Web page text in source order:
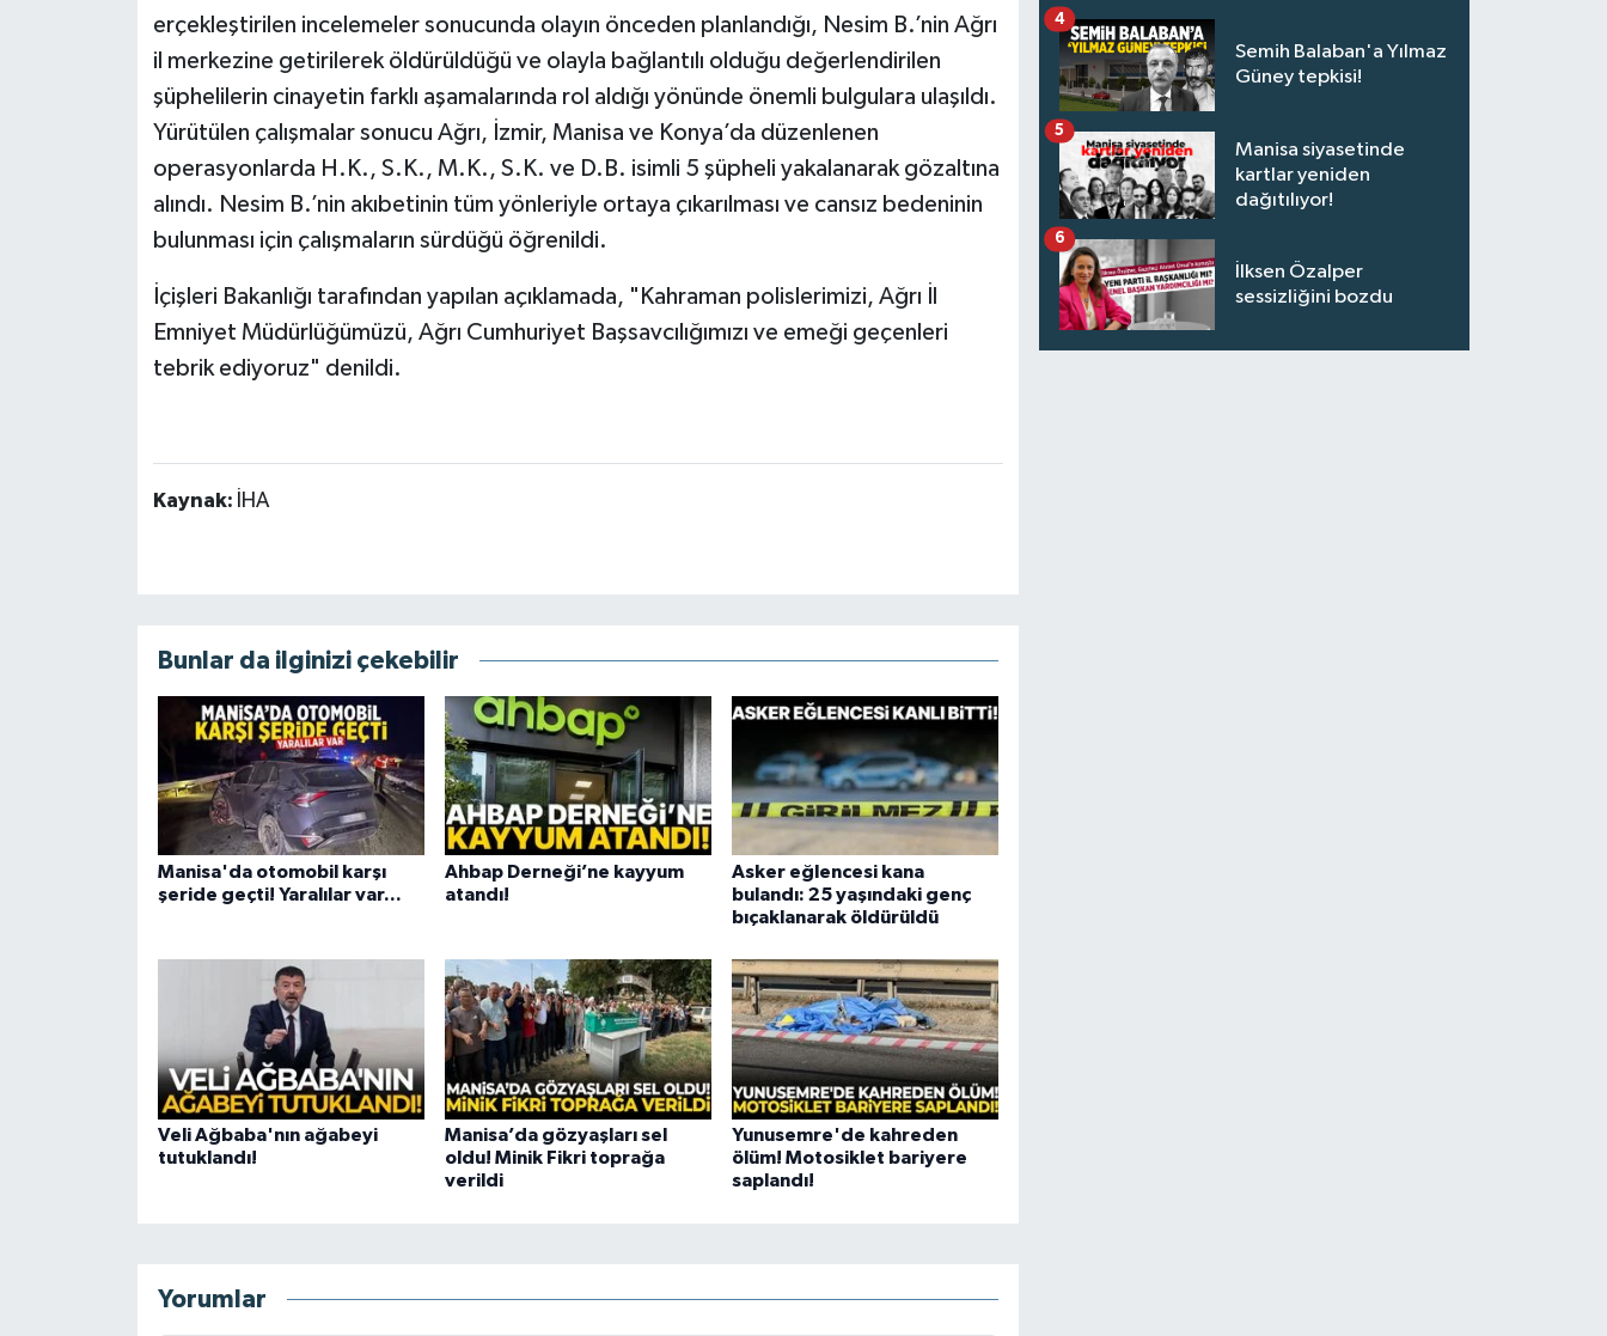
erçekleştirilen incelemeler sonucunda olayın önceden planlandığı, Nesim B.’nin Ağrı
il merkezine getirilerek öldürüldüğü ve olayla bağlantılı olduğu değerlendirilen
şüphelilerin cinayetin farklı aşamalarında rol aldığı yönünde önemli bulgulara ulaşıldı.
Yürütülen çalışmalar sonucu Ağrı, İzmir, Manisa ve Konya’da düzenlenen
operasyonlarda H.K., S.K., M.K., S.K. ve D.B. isimli 5 şüpheli yakalanarak gözaltına
alındı. Nesim B.’nin akıbetinin tüm yönleriyle ortaya çıkarılması ve cansız bedeninin
bulunması için çalışmaların sürdüğü öğrenildi.
İçişleri Bakanlığı tarafından yapılan açıklamada, "Kahraman polislerimizi, Ağrı İl
Emniyet Müdürlüğümüzü, Ağrı Cumhuriyet Başsavcılığımızı ve emeği geçenleri
tebrik ediyoruz" denildi.
Kaynak: İHA
Bunlar da ilginizi çekebilir
Manisa'da otomobil karşı
şeride geçti! Yaralılar var...
Ahbap Derneği’ne kayyum
atandı!
Asker eğlencesi kana
bulandı: 25 yaşındaki genç
bıçaklanarak öldürüldü
Veli Ağbaba'nın ağabeyi
tutuklandı!
Manisa’da gözyaşları sel
oldu! Minik Fikri toprağa
verildi
Yunusemre'de kahreden
ölüm! Motosiklet bariyere
saplandı!
Yorumlar
Semih Balaban'a Yılmaz
Güney tepkisi!
4
Manisa siyasetinde
kartlar yeniden
dağıtılıyor!
5
İlksen Özalper
sessizliğini bozdu
6